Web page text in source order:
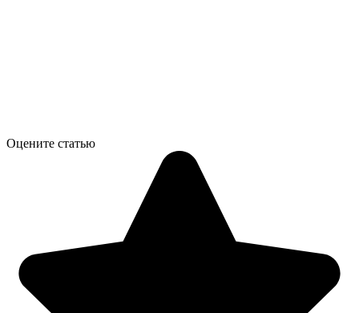
Оцените статью